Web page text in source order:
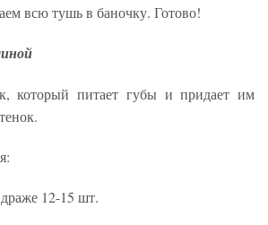
всю тушь в баночку. Готово!
который питает губы и придает им
12-15 шт.